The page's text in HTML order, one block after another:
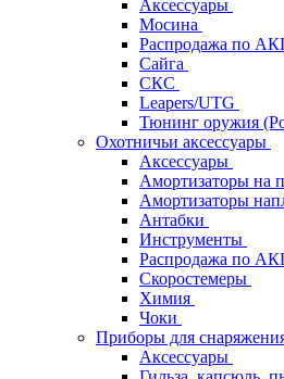
Аксессуары
Мосина
Распродажа по
Сайга
СКС
Leapers/UTG
Тюнинг оружия
Охотничьи аксессуары
Аксессуары
Амортизаторы на
Амортизаторы
Антабки
Инструменты
Распродажа по
Скоростемеры
Химия
Чоки
Приборы для
Аксессуары